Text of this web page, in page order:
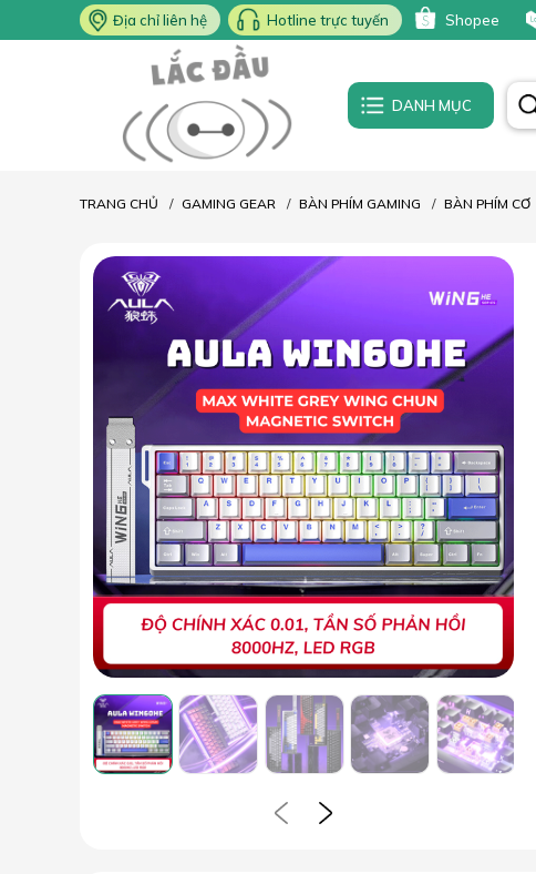
Địa chỉ liên hệ Hotline trực tuyến Shopee
DANH MỤC
TRANG CHỦ GAMING GEAR BÀN PHÍM GAMING BÀN PHÍM CƠ